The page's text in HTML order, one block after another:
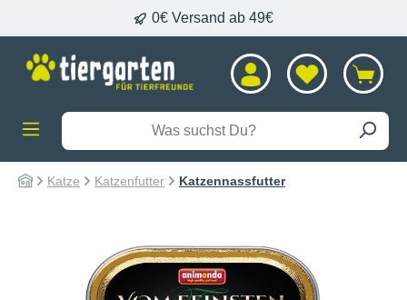
0€ Versand ab 49€
Katze Katzenfutter Katzennassfutter
Bildergalerie überspringen